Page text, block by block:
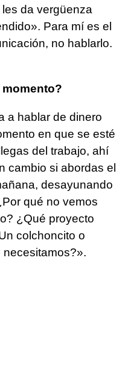
da vergüenza
Para mí es el
no hablarlo.
a hablar de dinero
en que se esté
del trabajo, ahí
cambio si abordas el
desayunando
qué no vemos
¿Qué proyecto
colchoncito o